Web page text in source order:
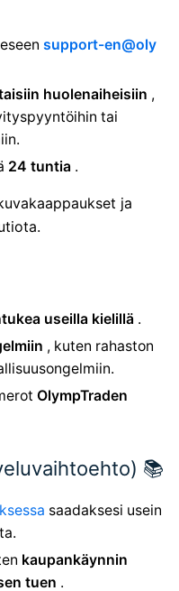
support-en@oly
huolenaiheisiin ,
tai
24 tuntia .
ja
useilla kielillä .
, kuten rahaston
OlympTraden
📚
saadaksesi usein
kaupankäynnin
tuen .